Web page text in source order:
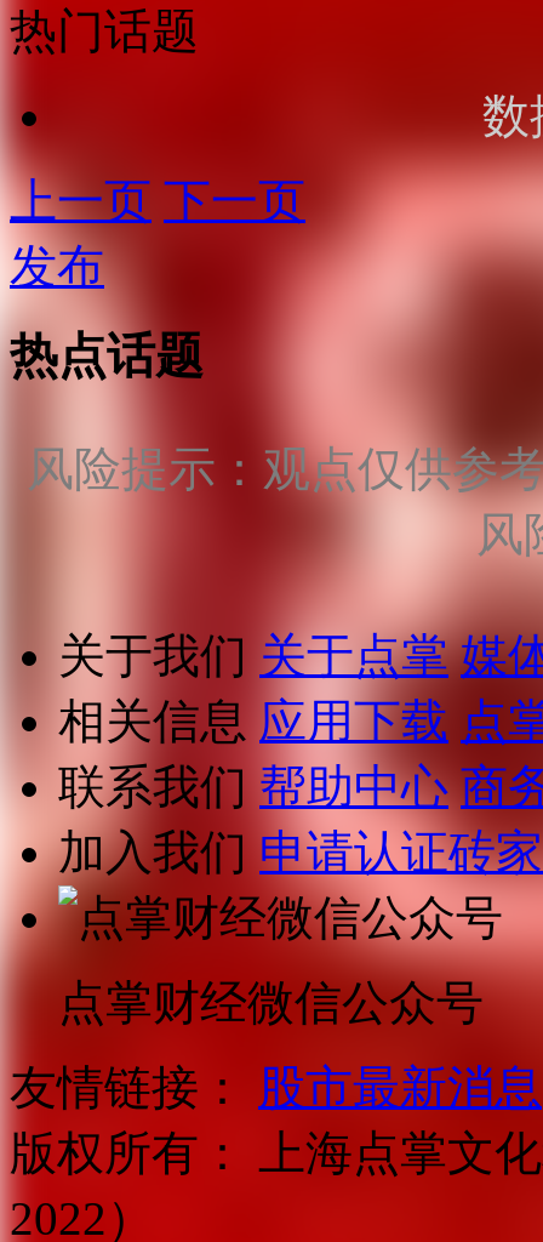
热门话题
数
上一页 下一页
发布
热点话题
风险提示：观点仅供参
风
关于我们 关于点掌 媒
相关信息 应用下载 点
联系我们 帮助中心 商
加入我们 申请认证砖家
点掌财经微信公众号
友情链接：
股市最新消息
版权所有：
上海点掌文
2022）